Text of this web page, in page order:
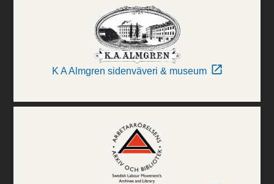
K A Almgren sidenväveri & museum